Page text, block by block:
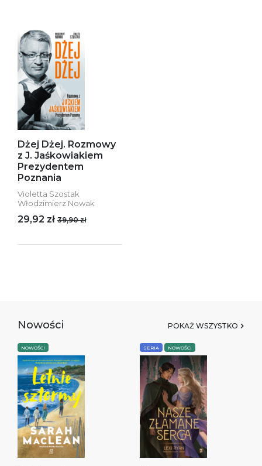
Dżej Dżej. Rozmowy
z J. Jaśkowiakiem
Prezydentem
Poznania
Violetta Szostak
Włodzimierz Nowak
29,92 zł 39,90 zł
Nowości POKAŻ WSZYSTKO
NOWOŚCI SERIA NOWOŚCI